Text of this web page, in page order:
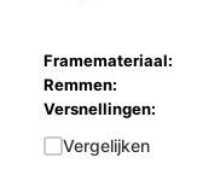
Framemateriaal:
Remmen:
Versnellingen:
Vergelijken